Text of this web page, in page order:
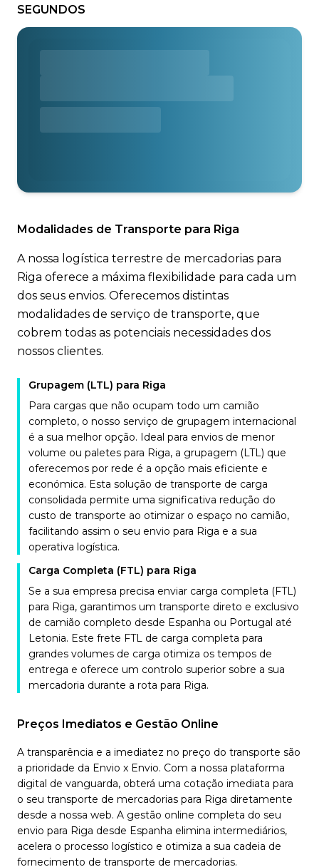
SEGUNDOS
Modalidades de Transporte para Riga
A nossa logística terrestre de mercadorias para
Riga oferece a máxima flexibilidade para cada um
dos seus envios. Oferecemos distintas
modalidades de serviço de transporte, que
cobrem todas as potenciais necessidades dos
nossos clientes.
Grupagem (LTL) para Riga
Para cargas que não ocupam todo um camião
completo, o nosso serviço de grupagem internacional
é a sua melhor opção. Ideal para envios de menor
volume ou paletes para Riga, a grupagem (LTL) que
oferecemos por rede é a opção mais eficiente e
económica. Esta solução de transporte de carga
consolidada permite uma significativa redução do
custo de transporte ao otimizar o espaço no camião,
facilitando assim o seu envio para Riga e a sua
operativa logística.
Carga Completa (FTL) para Riga
Se a sua empresa precisa enviar carga completa (FTL)
para Riga, garantimos um transporte direto e exclusivo
de camião completo desde Espanha ou Portugal até
Letonia. Este frete FTL de carga completa para
grandes volumes de carga otimiza os tempos de
entrega e oferece um controlo superior sobre a sua
mercadoria durante a rota para Riga.
Preços Imediatos e Gestão Online
A transparência e a imediatez no preço do transporte são
a prioridade da Envio x Envio. Com a nossa plataforma
digital de vanguarda, obterá uma cotação imediata para
o seu transporte de mercadorias para Riga diretamente
desde a nossa web. A gestão online completa do seu
envio para Riga desde Espanha elimina intermediários,
acelera o processo logístico e otimiza a sua cadeia de
fornecimento de transporte de mercadorias.